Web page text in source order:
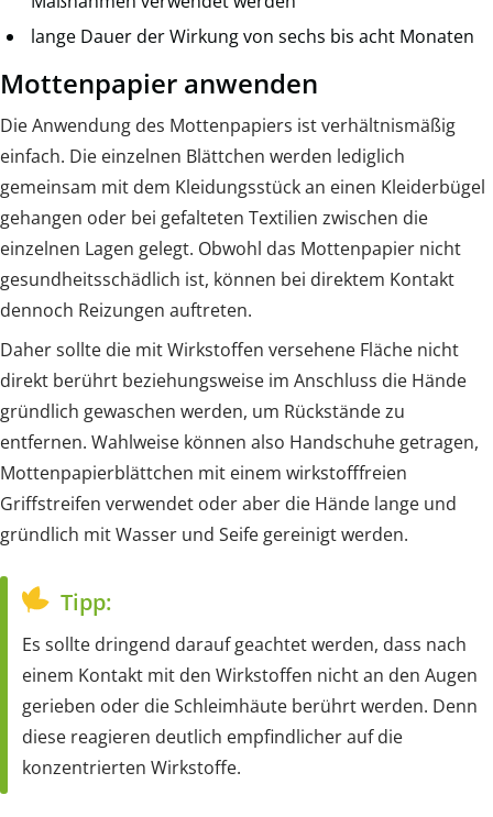
lange Dauer der Wirkung von sechs bis acht Monaten
Mottenpapier anwenden
Die Anwendung des Mottenpapiers ist verhältnismäßig
einfach. Die einzelnen Blättchen werden lediglich
gemeinsam mit dem Kleidungsstück an einen Kleiderbügel
gehangen oder bei gefalteten Textilien zwischen die
einzelnen Lagen gelegt. Obwohl das Mottenpapier nicht
gesundheitsschädlich ist, können bei direktem Kontakt
dennoch Reizungen auftreten.
Daher sollte die mit Wirkstoffen versehene Fläche nicht
direkt berührt beziehungsweise im Anschluss die Hände
gründlich gewaschen werden, um Rückstände zu
entfernen. Wahlweise können also Handschuhe getragen,
Mottenpapierblättchen mit einem wirkstofffreien
Griffstreifen verwendet oder aber die Hände lange und
gründlich mit Wasser und Seife gereinigt werden.
Tipp:
Es sollte dringend darauf geachtet werden, dass nach
einem Kontakt mit den Wirkstoffen nicht an den Augen
gerieben oder die Schleimhäute berührt werden. Denn
diese reagieren deutlich empfindlicher auf die
konzentrierten Wirkstoffe.